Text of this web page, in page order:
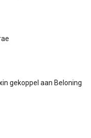
gekoppel aan Beloning